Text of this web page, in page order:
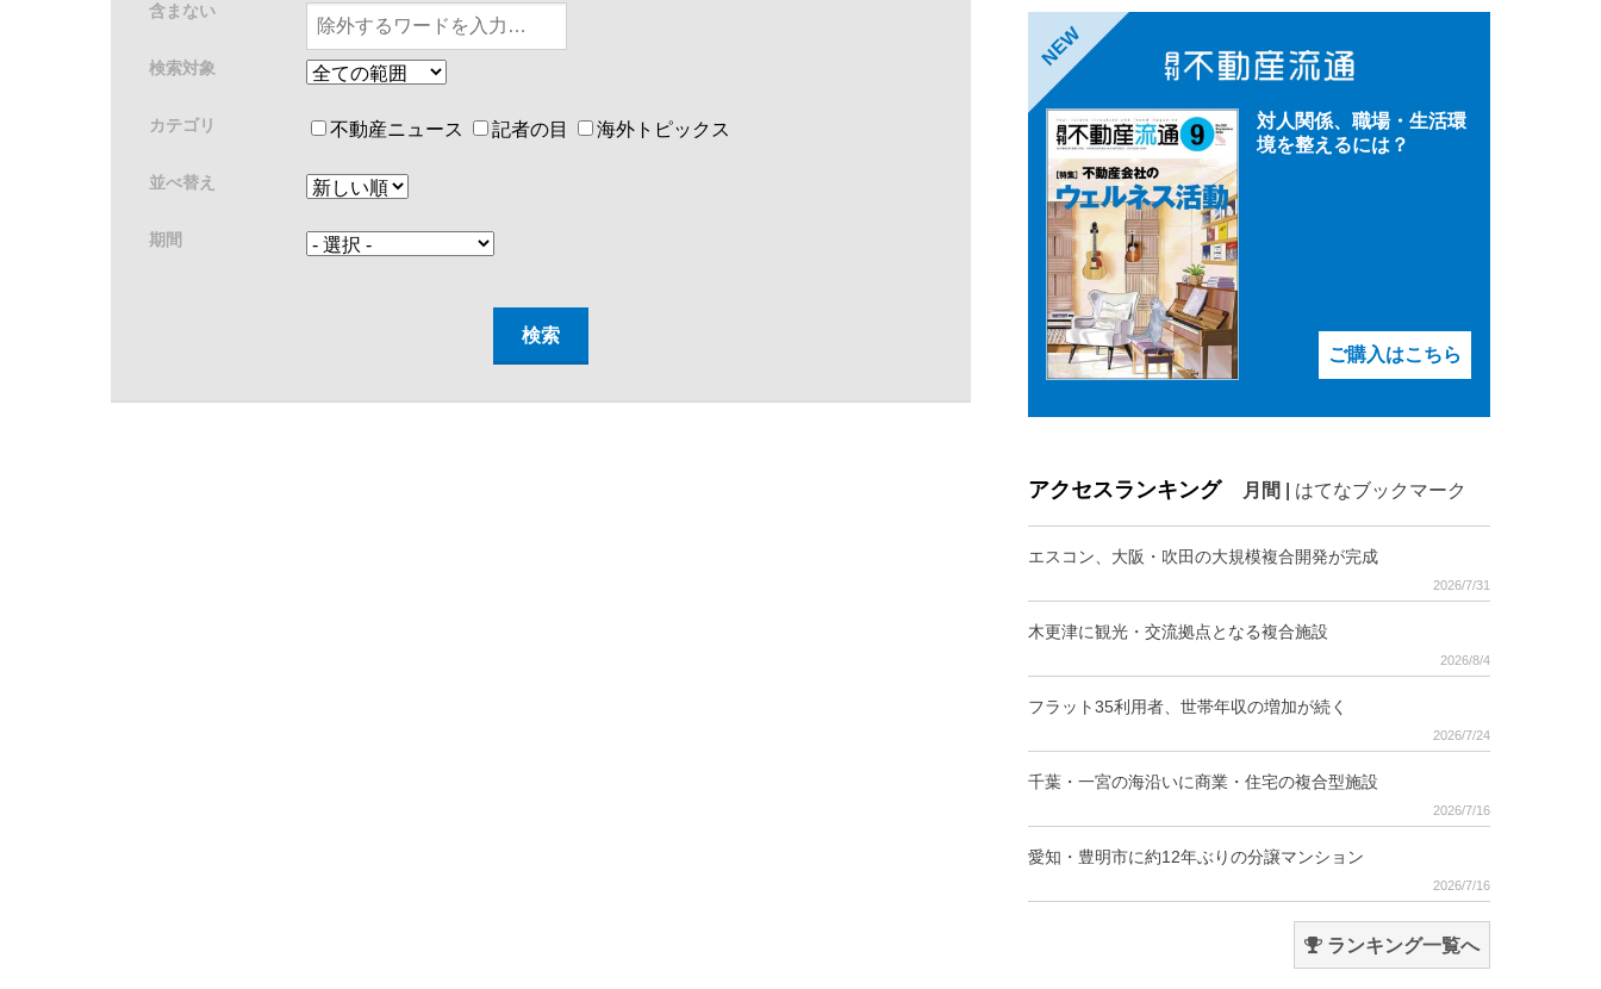
含まない
検索対象
カテゴリ 不動産ニュース 記者の目 海外トピックス
並べ替え
期間
NEW
対人関係、職場・生活環
境を整えるには？
ご購入はこちら
アクセスランキング 月間 はてなブックマーク
エスコン、大阪・吹田の大規模複合開発が完成
2026/7/31
木更津に観光・交流拠点となる複合施設
2026/8/4
フラット35利用者、世帯年収の増加が続く
2026/7/24
千葉・一宮の海沿いに商業・住宅の複合型施設
2026/7/16
愛知・豊明市に約12年ぶりの分譲マンション
2026/7/16
ランキング一覧へ